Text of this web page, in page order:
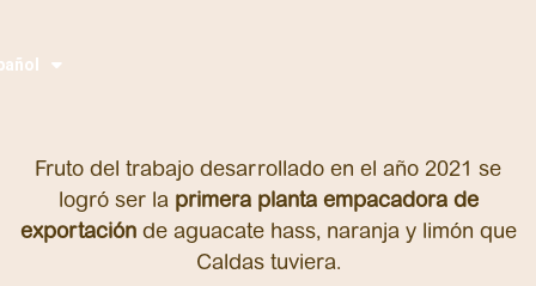
Fruto del trabajo desarrollado en el año 2021 se
logró ser la primera planta empacadora de
exportaciónde aguacate hass, naranja y limón que
Caldas tuviera.